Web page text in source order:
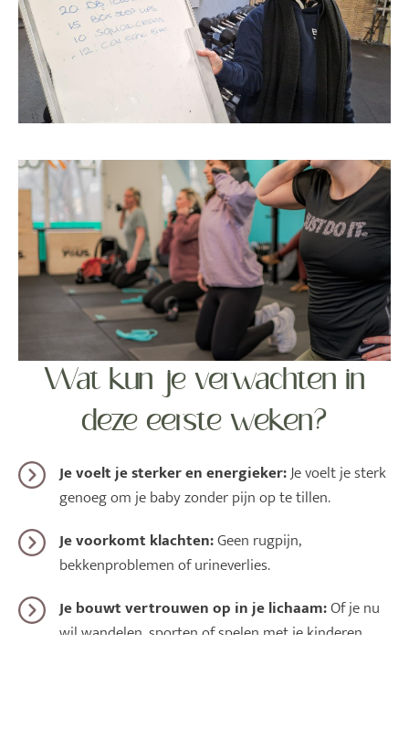
Wat kun je verwachten in
deze eerste weken?
Je voelt je sterker en energieker:Je voelt je sterk
genoeg om je baby zonder pijn op te tillen.
Je voorkomt klachten:Geen rugpijn,
bekkenproblemen of urineverlies.
Je bouwt vertrouwen op in je lichaam:Of je nu
wil wandelen, sporten of spelen met je kinderen.